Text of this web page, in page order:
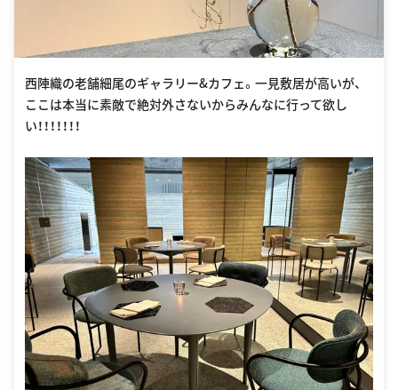
西陣織の老舗細尾のギャラリー&カフェ。一見敷居が高いが、
ここは本当に素敵で絶対外さないからみんなに行って欲し
い！！！！！！！